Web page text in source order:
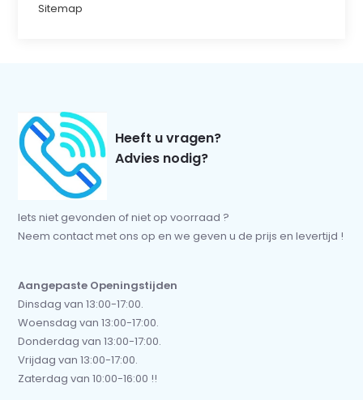
Sitemap
Heeft u vragen?
Advies nodig?
Iets niet gevonden of niet op voorraad ?
Neem contact met ons op en we geven u de prijs en levertijd !
Aangepaste Openingstijden
Dinsdag van 13:00-17:00.
Woensdag van 13:00-17:00.
Donderdag van 13:00-17:00.
Vrijdag van 13:00-17:00.
Zaterdag van 10:00-16:00 !!